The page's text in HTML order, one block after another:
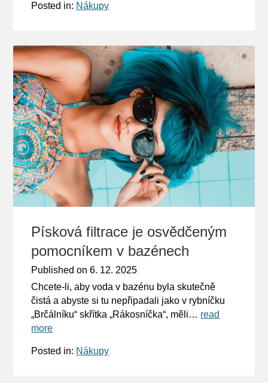
Posted in: Nákupy
Písková filtrace je osvědčeným
pomocníkem v bazénech
Published on6. 12. 2025
Chcete-li, aby voda v bazénu byla skutečně
čistá a abyste si tu nepřipadali jako v rybníčku
„Brčálníku“ skřítka „Rákosníčka“, měli… read
more
Posted in: Nákupy